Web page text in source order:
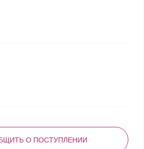
О ПОСТУПЛЕНИИ